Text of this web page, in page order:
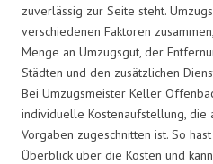
zuverlässig zur Seite steht.
verschiedenen Faktoren
Menge an Umzugsgut, der
Städten und den zusätzlichen
Bei Umzugsmeister Keller
individuelle Kostenaufstellung, die
Vorgaben zugeschnitten ist. So
Überblick über die Kosten und